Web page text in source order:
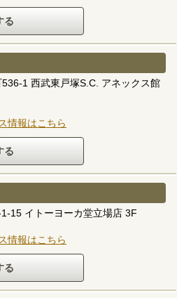
1 西武東戸塚S.C. アネックス館
情報はこちら
15 イトーヨーカ堂立場店 3F
情報はこちら